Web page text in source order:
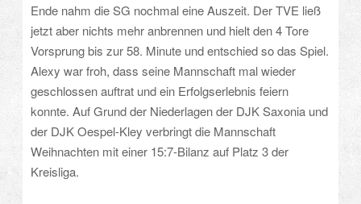
Ende nahm die SG nochmal eine Auszeit. Der TVE ließ
jetzt aber nichts mehr anbrennen und hielt den 4 Tore
Vorsprung bis zur 58. Minute und entschied so das Spiel.
Alexy war froh, dass seine Mannschaft mal wieder
geschlossen auftrat und ein Erfolgserlebnis feiern
konnte. Auf Grund der Niederlagen der DJK Saxonia und
der DJK Oespel-Kley verbringt die Mannschaft
Weihnachten mit einer 15:7-Bilanz auf Platz 3 der
Kreisliga.